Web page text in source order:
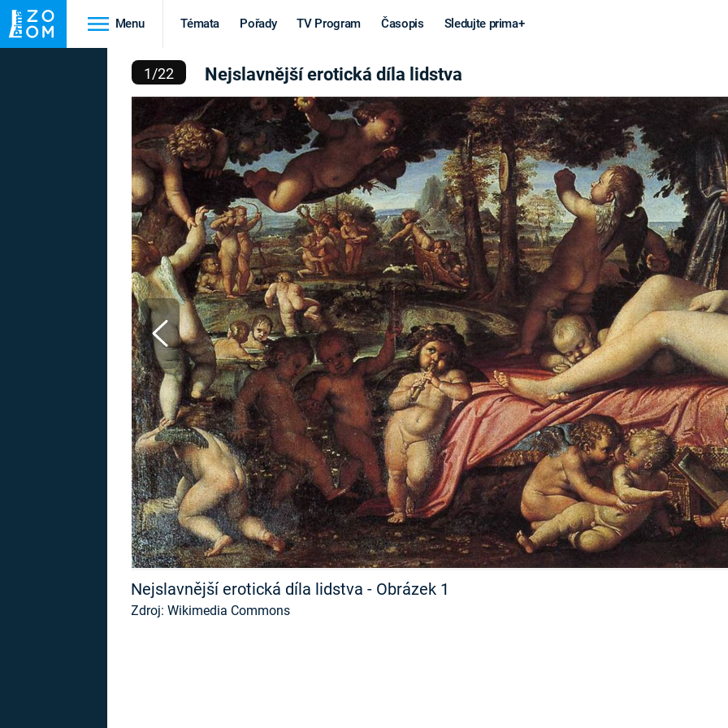
Menu Témata Pořady TV Program Časopis Sledujte prima+
HRADY A ZÁMKY
HEDVÁBNÁ STEZKA
Historie
VIKINGOVÉ
EPIDEMIE A
PANDEMIE
STAROVĚKÝ EGYPT
Věda a
technika
KORONAVIRUS
VESMÍR
MARS
Války
STUDENÁ
VÁLKA VE
VIETNAMU
VÁLEČNÉ
SERIÁLY
světová válka
PRVNÍ SVĚTOVÁ
Výročí
MARIE TEREZIE
NAPOLEON
BONAPARTE
BRITSKÁ
KRÁLOVSKÁ
RODINA
Záhady a
konspirace
UFO A
MIMOZEMŠŤANÉ
UTAJENÉ PŘÍBĚHY
ČESKÝCH DĚJIN
ALTERNATIVNÍ
HISTORIE
FILMY
REALITA
HORORY
REALITA
OPTICKÉ
KLAMY
EROTICKÁ DÍLA LIDSTVA
1/22 Nejslavnější erotická díla lidstva
Nejslavnější erotická díla lidstva - Obrázek 1
Zdroj: Wikimedia Commons